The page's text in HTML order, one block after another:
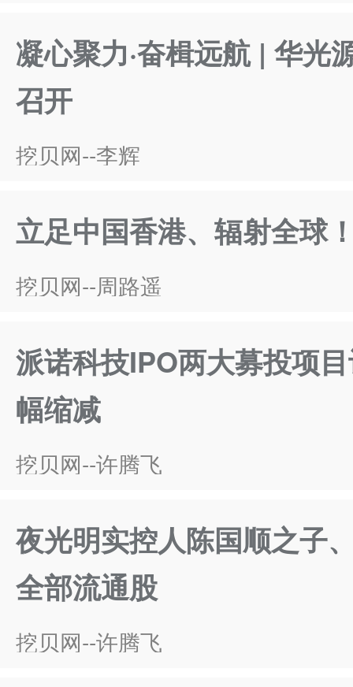
凝心聚力·奋楫远航 | 华光
召开
挖贝网--李辉
立足中国香港、辐射全球
挖贝网--周路遥
派诺科技IPO两大募投项
幅缩减
挖贝网--许腾飞
夜光明实控人陈国顺之子
全部流通股
挖贝网--许腾飞